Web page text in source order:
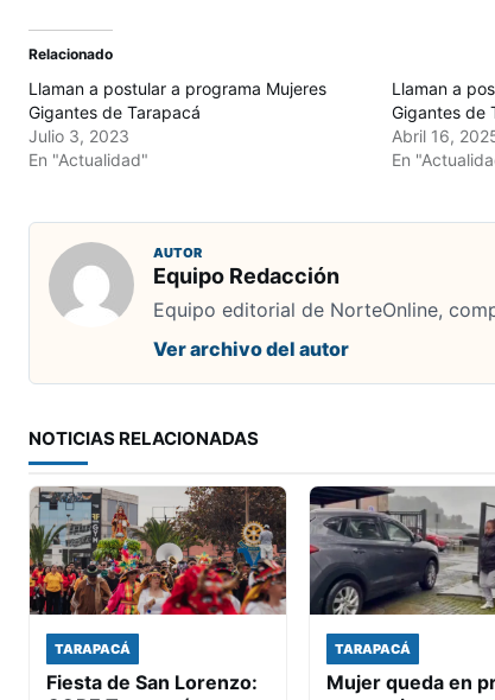
Relacionado
Llaman a postular a programa Mujeres
Gigantes de Tarapacá
Julio 3, 2023
En "Actualidad"
Llaman a
Gigantes de
Abril 16,
En
AUTOR
Equipo Redacción
Equipo editorial de NorteOnline,
Ver archivo del autor
NOTICIAS RELACIONADAS
TARAPACÁ
Fiesta de San Lorenzo:
TARAPACÁ
Mujer queda en